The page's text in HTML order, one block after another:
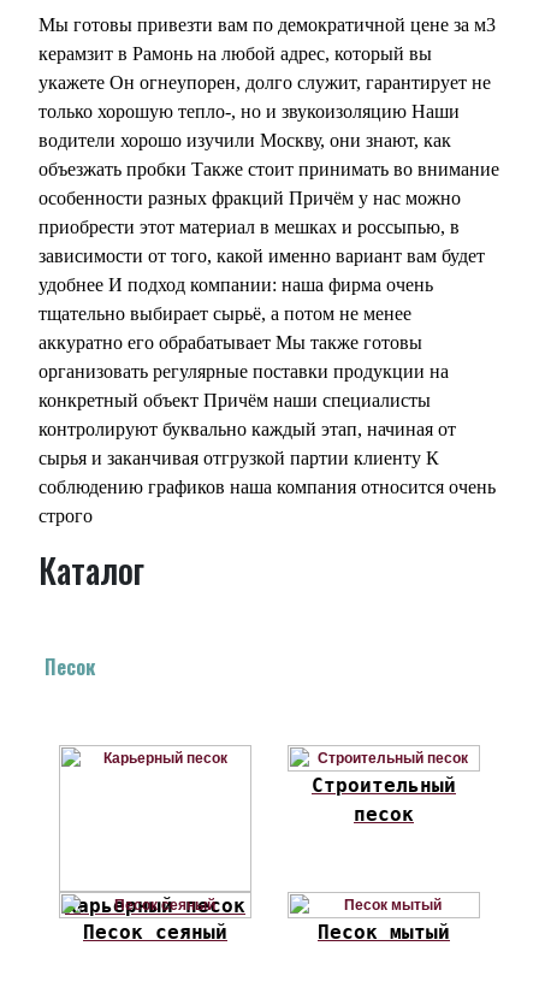
Мы готовы привезти вам по демократичной цене за м3
керамзит в Рамонь на любой адрес, который вы
укажете Он огнеупорен, долго служит, гарантирует не
только хорошую тепло-, но и звукоизоляцию Наши
водители хорошо изучили Москву, они знают, как
объезжать пробки Также стоит принимать во внимание
особенности разных фракций Причём у нас можно
приобрести этот материал в мешках и россыпью, в
зависимости от того, какой именно вариант вам будет
удобнее И подход компании: наша фирма очень
тщательно выбирает сырьё, а потом не менее
аккуратно его обрабатывает Мы также готовы
организовать регулярные поставки продукции на
конкретный объект Причём наши специалисты
контролируют буквально каждый этап, начиная от
сырья и заканчивая отгрузкой партии клиенту К
соблюдению графиков наша компания относится очень
строго
Каталог
Песок
Карьерный песок
Строительный
песок
Песок сеяный Песок мытый